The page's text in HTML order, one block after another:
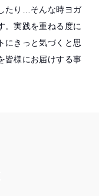
たり…そんな時ヨガ
。実践を重ねる度に
にきっと気づくと思
皆様にお届けする事